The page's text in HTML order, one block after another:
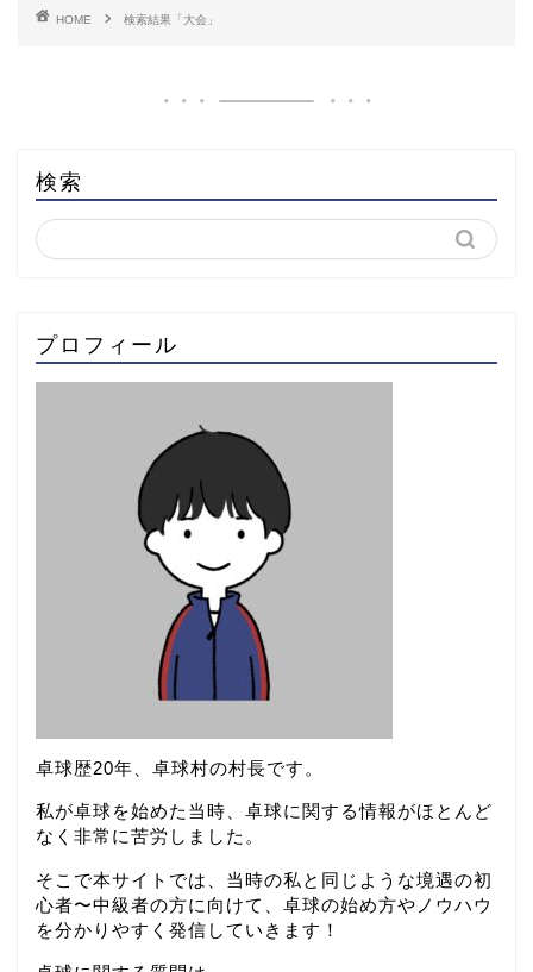
HOME 検索結果「大会」
検索
プロフィール
卓球歴20年、卓球村の村長です。
私が卓球を始めた当時、卓球に関する情報がほとんど
なく非常に苦労しました。
そこで本サイトでは、当時の私と同じような境遇の初
心者〜中級者の方に向けて、卓球の始め方やノウハウ
を分かりやすく発信していきます！